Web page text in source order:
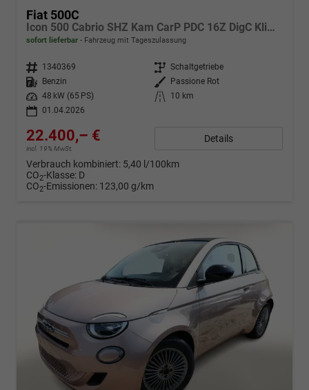
Fiat 500C
Icon 500 Cabrio SHZ Kam CarP PDC 16Z DigC Klimaa
sofort lieferbar Fahrzeug mit Tageszulassung
Fahrzeugnr. 1340369 Getriebe Schaltgetriebe
Kraftstoff
Benzin Außenfarbe
Passione Rot
Leistung
48 kW (65 PS) Kilometerstand
10 km
01.04.2026
22.400,– €
incl. 19% MwSt.
Details
Verbrauch kombiniert: 5,40 l/100km
CO2-Klasse: D
CO2-Emissionen: 123,00 g/km